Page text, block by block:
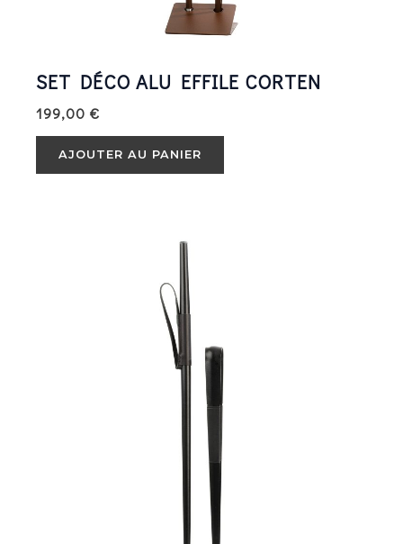
SET DÉCO ALU EFFILE CORTEN
199,00 €
AJOUTER AU PANIER